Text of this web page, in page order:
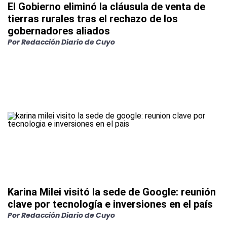
El Gobierno eliminó la cláusula de venta de
tierras rurales tras el rechazo de los
gobernadores aliados
PorRedacción Diario de Cuyo
Karina Milei visitó la sede de Google: reunión
clave por tecnología e inversiones en el país
PorRedacción Diario de Cuyo